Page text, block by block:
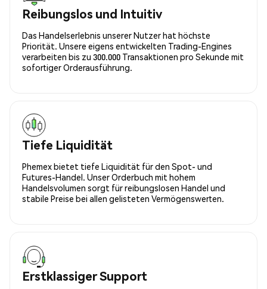
Reibungslos und Intuitiv
Das Handelserlebnis unserer Nutzer hat höchste
Priorität. Unsere eigens entwickelten Trading-Engines
verarbeiten bis zu 300.000 Transaktionen pro Sekunde mit
sofortiger Orderausführung.
Tiefe Liquidität
Phemex bietet tiefe Liquidität für den Spot- und
Futures-Handel. Unser Orderbuch mit hohem
Handelsvolumen sorgt für reibungslosen Handel und
stabile Preise bei allen gelisteten Vermögenswerten.
Erstklassiger Support